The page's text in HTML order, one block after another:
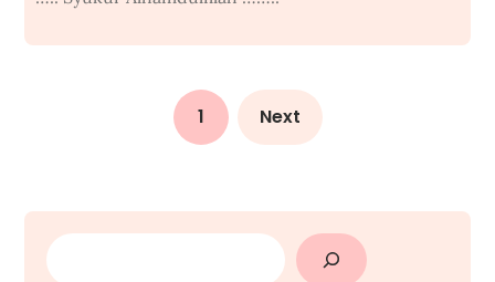
1 Next
SEARCH